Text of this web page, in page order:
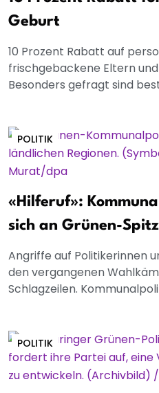
Geburt
10 Prozent Rabatt auf
frischgebackene Eltern
Besonders gefragt sind
POLITIK
«Hilferuf»:
sich an Grünen-
Angriffe auf Politikerinnen
den vergangenen
Schlagzeilen.
POLITIK